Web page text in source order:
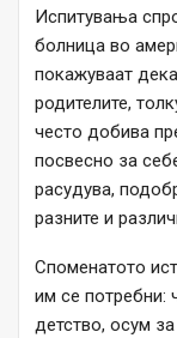
Испитувања
болница во
покажуваат
родителите,
често добива
посвесно за
расудува,
разните и
Споменатото
им се потребни:
детство, осум